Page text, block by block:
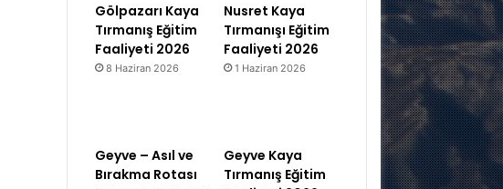
Gölpazarı Kaya
Tırmanış Eğitim
Faaliyeti 2026
8 Haziran 2026
Nusret Kaya
Tırmanışı Eğitim
Faaliyeti 2026
1 Haziran 2026
Geyve – Asıl ve
Bırakma Rotası
Geyve Kaya
Tırmanış Eğitim